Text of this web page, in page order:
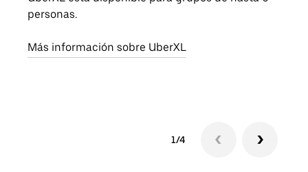
personas.
Más información sobre UberXL
1/4